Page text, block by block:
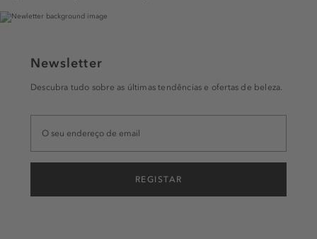
Newsletter
Descubra tudo sobre as últimas tendências e ofertas de beleza.
REGISTAR